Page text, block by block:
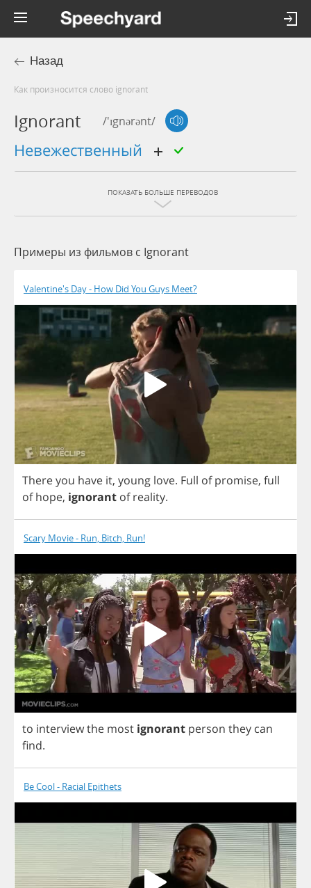
Назад
Как произносится слово ignorant
Ignorant /'ɪgnərənt/
невежественный
ПОКАЗАТЬ БОЛЬШЕ ПЕРЕВОДОВ
Примеры из фильмов c Ignorant
Valentine's Day - How Did You Guys Meet?
Thereyou have it, young love. Full of promise, full
of hope, ignorant of reality.
Scary Movie - Run, Bitch, Run!
to interviewthe most ignorant person they can
find.
Be Cool - Racial Epithets